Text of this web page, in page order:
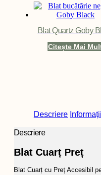
Blat Quartz Goby
Citește Mai
Descriere
Descriere
Blat Cuarț Preț
Blat Cuarț cu Preț Accesibil